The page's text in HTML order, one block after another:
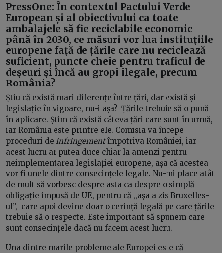
PressOne: În contextul Pactului Verde
European și al obiectivului ca toate
ambalajele să fie reciclabile economic
până în 2030, ce măsuri vor lua instituțiile
europene față de țările care nu reciclează
suficient, puncte cheie pentru traficul de
deșeuri și încă au gropi ilegale, precum
România?
Știu că există mari diferențe între țări, dar există și
legislație în vigoare, nu-i așa? Țările trebuie să o pună
în aplicare. Știm că există câteva țări care sunt în urmă,
iar România este printre ele. Comisia va începe
proceduri de infringementîmpotriva României, iar
acest lucru ar putea duce chiar la amenzi pentru
neimplementarea legislației europene, așa că acestea
vor fi unele dintre consecințele legale. Nu-mi place atât
de mult să vorbesc despre asta ca despre o simplă
obligație impusă de UE, pentru că ,,aşa a zis Bruxelles-
ul”, care apoi devine doar o cerință legală pe care țările
trebuie să o respecte. Este important să spunem care
sunt consecințele dacă nu facem acest lucru.
Una dintre marile probleme ale Europei este că